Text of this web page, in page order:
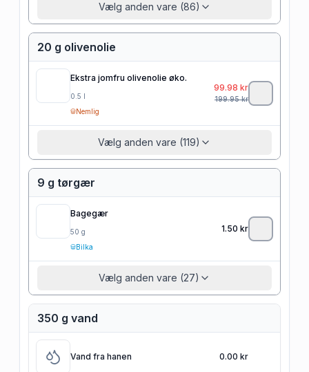
Vælg anden vare (86)
20 g olivenolie
Ekstra jomfru olivenolie øko.
0.5 l
Nemlig
99.98 kr
199.95kr
Vælg anden vare (119)
9 g tørgær
Bagegær
50 g
Bilka
1.50 kr
Vælg anden vare (27)
350 g vand
Vand fra hanen 0.00 kr